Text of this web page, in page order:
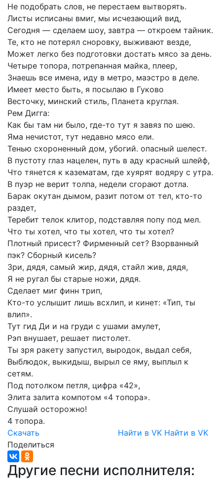
Не подобрать слов, не перестаем вытворять.
Листы исписаны вмиг, мы исчезающий вид,
Сегодня — сделаем шоу, завтра — откроем тайник.
Те, кто не потерял сноровку, выживают везде,
Может легко без подготовки достать мясо за день.
Четыре топора, потрепанная майка, плеер,
Знаешь все имена, иду в метро, маэстро в деле.
Имеет место быть, я посылаю в Гуково
Весточку, минский стиль, Планета круглая.
Рем Дигга:
Как бы там ни было, где-то тут я завяз по шею.
Яма нечистот, тут недавно мясо ели.
Тенью схороненный дом, убогий. опасный шелест.
В пустоту глаз нацелен, путь в аду красный шлейф,
Что тянется к казематам, где хуярят водяру с утра.
В пуэр не верит толпа, недели сгорают дотла.
Барак окутан дымом, разит потом от тел, кто-то
раздет,
Теребит телок клитор, подставляя попу под мел.
Что ты хотел, что ты хотел, что ты хотел?
Плотный присест? Фирменный сет? Взорванный
пэк? Сборный кисель?
Зри, дядя, самый жир, дядя, стайл жив, дядя,
Я не ругал бы старые ножи, дядя.
Сделает миг финн трип,
Кто-то услышит лишь всхлип, и кинет: «Тип, ты
влип».
Тут гид Ди и на груди с ушами амулет,
Рэп внушает, решает пистолет.
Ты зря ракету запустил, выродок, выдал себя,
Выблюдок, выкидыш, вырыл се яму, выплыл к
сетям.
Под потолком петля, цифра «42»,
Элита залита компотом «4 топора».
Слушай осторожно!
4 топора.
Скачать
Найти в VK Найти в VK
Поделиться
Другие песни исполнителя: